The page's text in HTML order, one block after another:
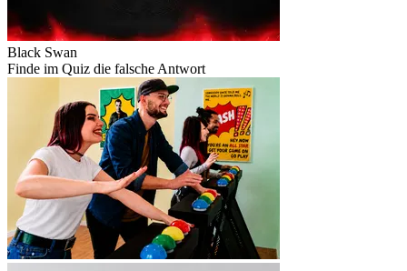
Black Swan
Finde im Quiz die falsche Antwort